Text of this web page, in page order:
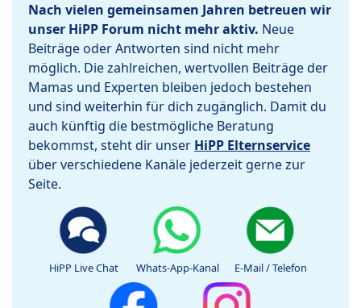
Nach vielen gemeinsamen Jahren betreuen wir
unser HiPP Forum nicht mehr aktiv. Neue
Beiträge oder Antworten sind nicht mehr
möglich. Die zahlreichen, wertvollen Beiträge der
Mamas und Experten bleiben jedoch bestehen
und sind weiterhin für dich zugänglich. Damit du
auch künftig die bestmögliche Beratung
bekommst, steht dir unser HiPP Elternservice
über verschiedene Kanäle jederzeit gerne zur
Seite.
HiPP Live Chat Whats-App-Kanal E-Mail / Telefon